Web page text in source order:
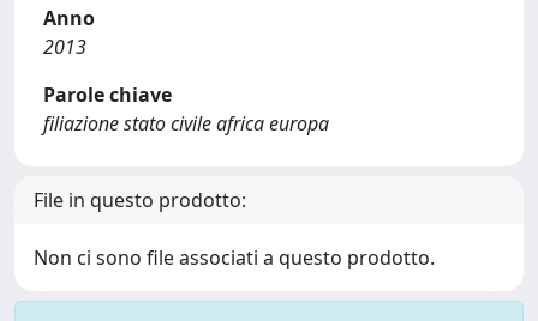
Anno
2013
Parole chiave
filiazione stato civile africa europa
File in questo prodotto:
Non ci sono file associati a questo prodotto.